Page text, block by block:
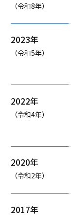
（令和8年）
2023年
（令和5年）
2022年
（令和4年）
2020年
（令和2年）
2017年